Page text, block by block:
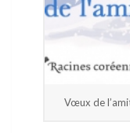
Vœux de